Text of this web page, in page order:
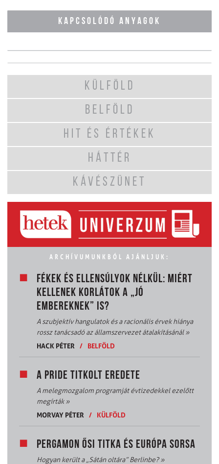
KAPCSOLÓDÓ ANYAGOK
KÜLFÖLD
BELFÖLD
HIT ÉS ÉRTÉKEK
HÁTTÉR
KÁVÉSZÜNET
ARCHÍVUMUNKBÓL AJÁNLJUK:
FÉKEK ÉS ELLENSÚLYOK NÉLKÜL: MIÉRT
KELLENEK KORLÁTOK A „JÓ
EMBEREKNEK” IS?
A szubjektív hangulatok és a racionális érvek hiánya
rossz tanácsadó az államszervezet átalakításánál»
HACK PÉTER
/ BELFÖLD
A PRIDE TITKOLT EREDETE
A melegmozgalom programját évtizedekkel ezelőtt
megírták»
MORVAY PÉTER
/ KÜLFÖLD
PERGAMON ŐSI TITKA ÉS EURÓPA SORSA
Hogyan került a „Sátán oltára” Berlinbe?»